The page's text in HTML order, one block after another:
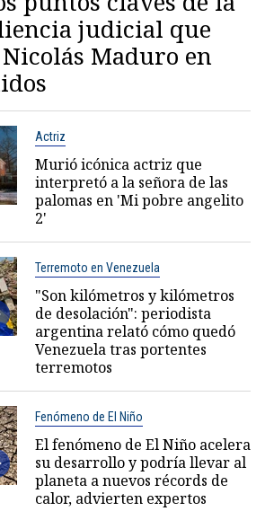
judicial que
Maduro en
Actriz
Murió icónica actriz que
interpretó a la señora de las
palomas en 'Mi pobre angelito
2'
Terremoto en Venezuela
"Son kilómetros y kilómetros
de desolación": periodista
argentina relató cómo quedó
Venezuela tras portentes
terremotos
Fenómeno de El Niño
El fenómeno de El Niño acelera
su desarrollo y podría llevar al
planeta a nuevos récords de
calor, advierten expertos